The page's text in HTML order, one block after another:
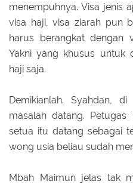
menempuhnya. Visa jenis
visa haji, visa ziarah pun
harus berangkat dengan
Yakni yang khusus untuk
haji saja.
Demikianlah. Syahdan,
masalah datang.
setua itu datang sebagai
wong usia beliau sudah
Mbah Maimun jelas tak